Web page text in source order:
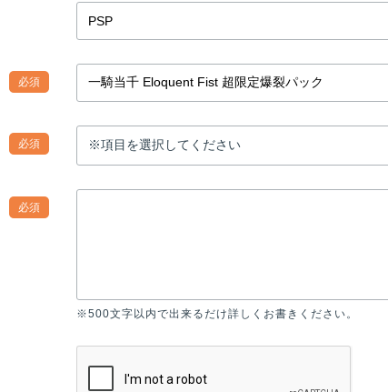
必須
必須
必須
※500文字以内で出来るだけ詳しくお書きください。